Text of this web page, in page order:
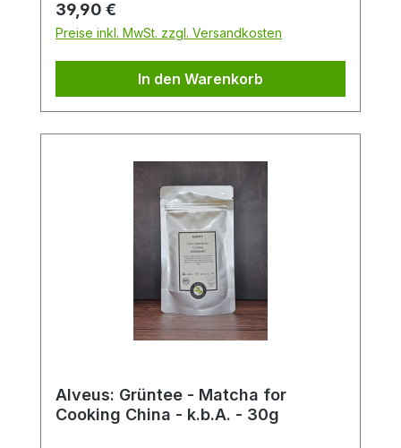
Matcha aus kontrolliert-biologischem
Anbau
Regulärer Preis:
39,90 €
Preise inkl. MwSt. zzgl. Versandkosten
In den Warenkorb
Alveus: Grüntee - Matcha for
Cooking China - k.b.A. - 30g